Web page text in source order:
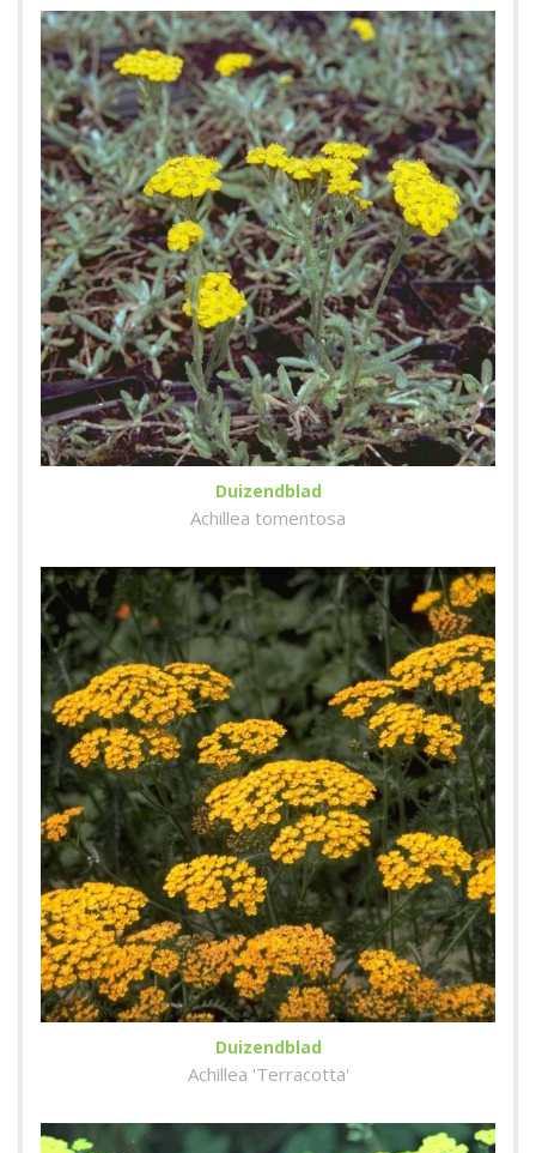
Duizendblad
Achillea tomentosa
Duizendblad
Achillea 'Terracotta'